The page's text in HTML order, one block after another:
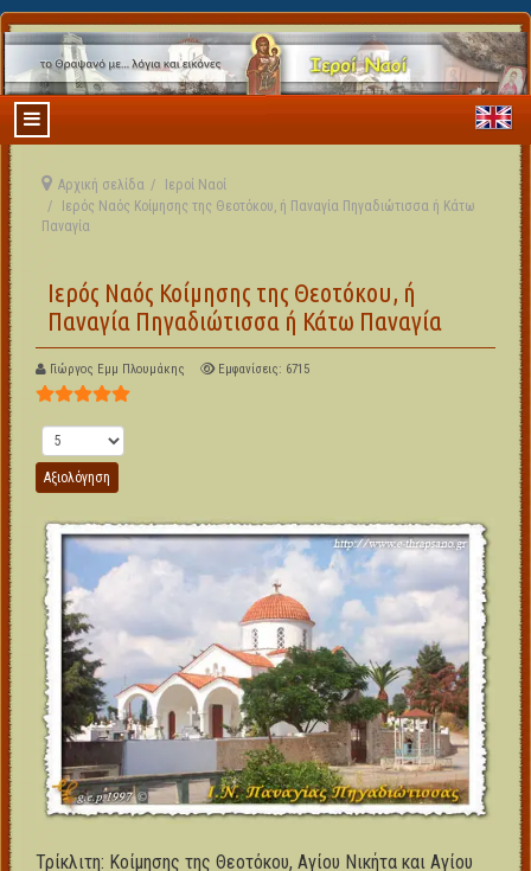
Αρχική σελίδα
Ιεροί Ναοί
Ιερός Ναός Κοίμησης της Θεοτόκου, ή Παναγία Πηγαδιώτισσα ή Κάτω
Παναγία
Ιερός Ναός Κοίμησης της Θεοτόκου, ή
Παναγία Πηγαδιώτισσα ή Κάτω Παναγία
Γιώργος Εμμ Πλουμάκης Εμφανίσεις: 6715
Αξιολόγηση Χρήστη:
Παρακαλώ αξιολογήστε
Τρίκλιτη: Κοίμησης της Θεοτόκου, Αγίου Νικήτα και Αγίου